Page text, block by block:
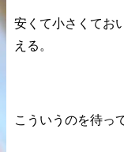
安くて小さくてお
える。
こういうのを待っ